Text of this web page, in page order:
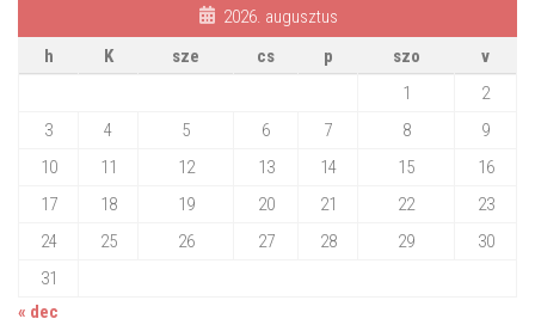
2026. augusztus
h
K sze cs p szo
v
1
2
3
4 5 6 7 8
9
10
11 12 13 14 15
16
17
18 19 20 21 22
23
24
25 26 27 28 29
30
31
« dec